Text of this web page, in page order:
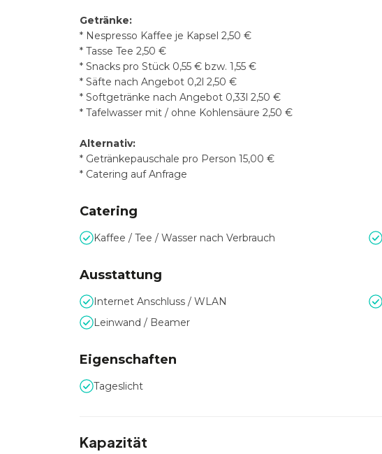
Getränke:
* Nespresso Kaffee je Kapsel 2,50 €
* Tasse Tee 2,50 €
* Snacks pro Stück 0,55 € bzw. 1,55 €
* Säfte nach Angebot 0,2l 2,50 €
* Softgetränke nach Angebot 0,33l 2,50 €
* Tafelwasser mit / ohne Kohlensäure 2,50 €
Alternativ:
* Getränkepauschale pro Person 15,00 €
* Catering auf Anfrage
Catering
Kaffee / Tee / Wasser nach Verbrauch
Ausstattung
Internet Anschluss / WLAN
Leinwand / Beamer
Eigenschaften
Tageslicht
Kapazität